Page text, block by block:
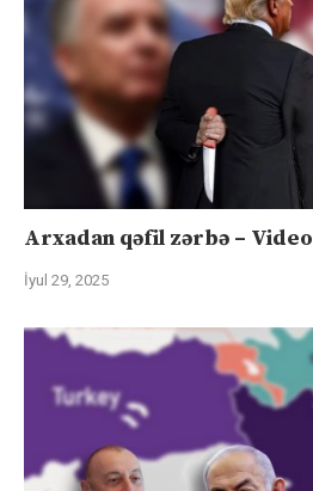
Arxadan qəfil zərbə – Video
İyul 29, 2025